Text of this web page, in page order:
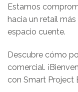
Estamos
hacia un retail
espacio cuente.
Descubre cómo
comercial.
con Smart Project